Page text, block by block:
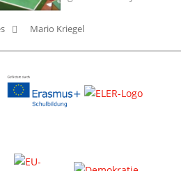
Mario Kriegel